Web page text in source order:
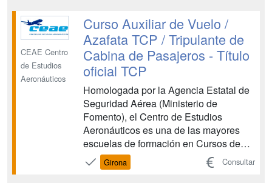
para ambas partes. Para ello te
preparamos para ...
CEAE Centro
de Estudios
Aeronáuticos
Curso Auxiliar de Vuelo /
Azafata TCP / Tripulante de
Cabina de Pasajeros - Título
oficial TCP
Homologada por la Agencia Estatal de
Seguridad Aérea (Ministerio de
Fomento), el Centro de Estudios
Aeronáuticos es una de las mayores
escuelas de formación en Cursos de
Tripulante de Cabina de Pasajeros y
Cursos de Técnicos de Operaciones
Girona Consultar